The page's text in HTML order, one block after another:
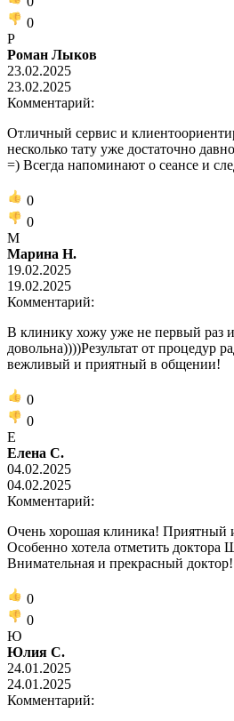
0
Р
Роман Лыков
23.02.2025
23.02.2025
Комментарий:
Отличный сервис и
несколько тату уже достаточно
=) Всегда напоминают о сеансе и
0
0
М
Марина Н.
19.02.2025
19.02.2025
Комментарий:
В клинику хожу уже не первый раз и
довольна))))Результат от процедур
вежливый и приятный в общении!
0
0
Е
Елена С.
04.02.2025
04.02.2025
Комментарий:
Очень хорошая клиника! Приятный
Особенно хотела отметить доктора
Внимательная и прекрасный
0
0
Ю
Юлия С.
24.01.2025
24.01.2025
Комментарий: